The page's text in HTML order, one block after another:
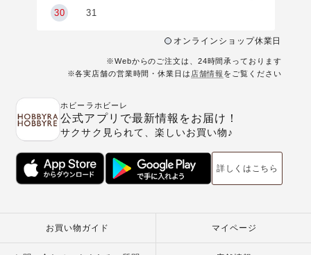
30 31
オンラインショップ休業日
※Webからのご注文は、24時間承っております
※各実店舗の営業時間・休業日は 店舗情報 をご覧ください
ホビーラホビーレ
公式アプリで最新情報をお届け！
サクサク見られて、楽しいお買い物♪
詳しくはこちら
お買い物ガイド マイページ